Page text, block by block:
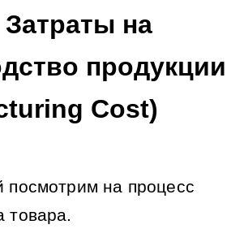
Затраты на
продукции
Cost)
посмотрим на процесс
товара.